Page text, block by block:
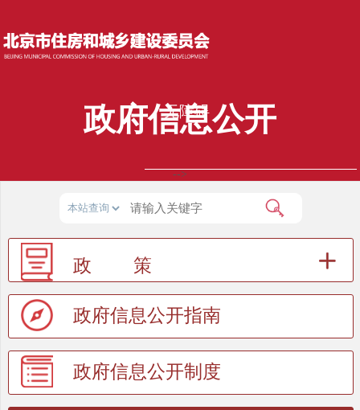
无障碍
政府信息公开
-->
政 策
政府信息公开指南
政府信息公开制度